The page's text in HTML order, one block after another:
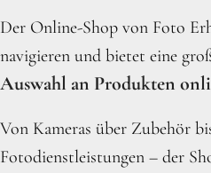
Der Online-Shop von Foto
navigieren und bietet eine
Auswahl an Produkten
Von Kameras über Zubehör
Fotodienstleistungen – der